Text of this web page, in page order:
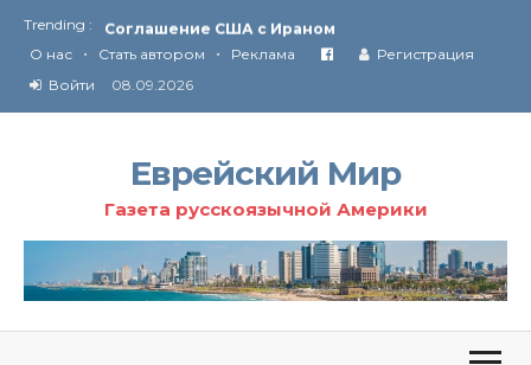
Trending :
Соглашение США с Ираном
Технология Революции в Иране
О нас • Стать автором • Реклама
Регистрация
Войти
08.09.2026
Еврейский Мир
Газета русскоязычной Америки